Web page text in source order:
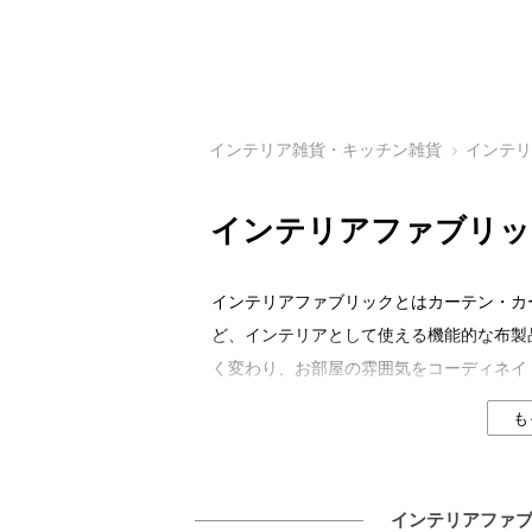
インテリア雑貨・キッチン雑貨 インテ
インテリアファブリ
インテリアファブリックとはカーテン・
ど、インテリアとして使える機能的な布
く変わり、お部屋の雰囲気をコーディネ
イデア次第でコストパフォーマンスの高
のも、インテリアファブリックの大きな
インテリアファ